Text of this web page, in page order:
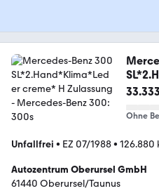
Ohne
Unfallfrei • EZ 07/1988• 126.880
Autozentrum Oberursel GmbH
61440 Oberursel/Taunus